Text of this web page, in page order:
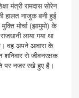
मंत्री रामदास सोरेन
हालत नाजुक बनी हुई
मोर्चा (झामुमो) के
लाया गया था
वह अपने आवास के
से जीवनरक्षक
पर नजर रखे हुए है।